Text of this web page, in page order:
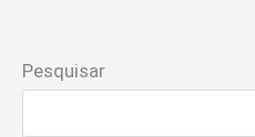
Pesquisar